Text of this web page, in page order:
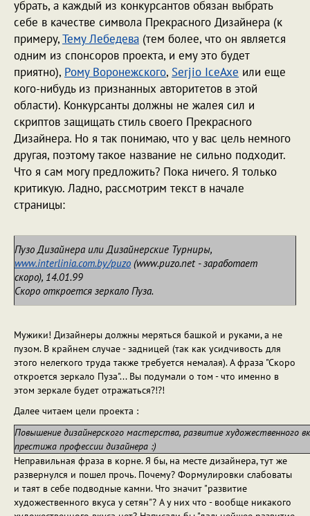
убрать, а каждый из конкурсантов обязан выбрать
себе в качестве символа Прекрасного Дизайнера (к
примеру,Тему Лебедева (тем более, что он является
одним из спонсоров проекта, и ему это будет
приятно), Рому Воронежского, Serjio IceAxe или еще
кого-нибудь из признанных авторитетов в этой
области). Конкурсанты должны не жалея сил и
скриптов защищать стиль своего Прекрасного
Дизайнера. Но я так понимаю, что у вас цель немного
другая, поэтому такое название не сильно подходит.
Что я сам могу предложить? Пока ничего. Я только
критикую. Ладно, рассмотрим текст в начале
страницы:
Пузо Дизайнера или Дизайнерские Турниры,
www.interlinia.com.by/puzo (www.puzo.net - заработает
скоро), 14.01.99
Скоро откроется зеркало Пуза.
Мужики! Дизайнеры должны меряться башкой и руками, а не
пузом. В крайнем случае - задницей (так как усидчивость для
этого нелегкого труда также требуется немалая). А фраза "Скоро
откроется зеркало Пуза"... Вы подумали о том - что именно в
этом зеркале будет отражаться?!?!
Далее читаем цели проекта :
Повышение дизайнерского мастерства, развитие художественного
престижа профессии дизайнера :)
Неправильная фраза в корне. Я бы, на месте дизайнера, тут же
развернулся и пошел прочь. Почему? Формулировки слабоваты
и таят в себе подводные камни. Что значит "развитие
художественного вкуса у сетян"? А у них что - вообще никакого